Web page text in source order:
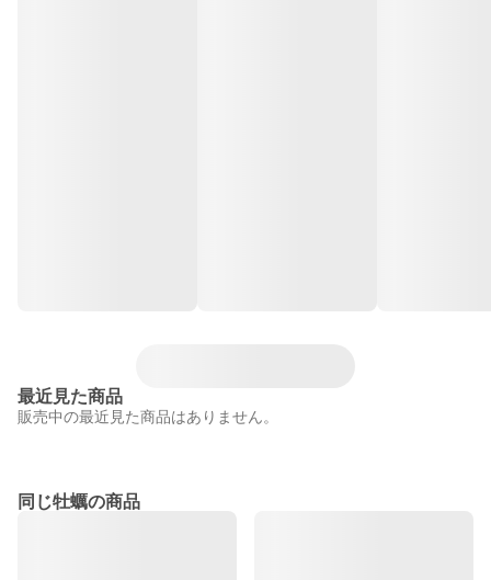
最近見た商品
販売中の最近見た商品はありません。
同じ牡蠣の商品